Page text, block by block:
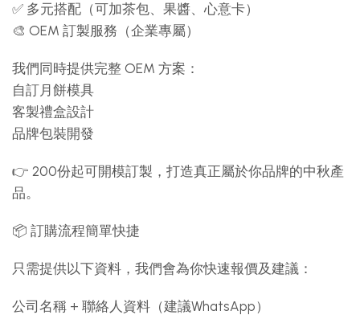
✅ 多元搭配（可加茶包、果醬、心意卡）
🎨 OEM 訂製服務（企業專屬）
我們同時提供完整 OEM 方案：
自訂月餅模具
客製禮盒設計
品牌包裝開發
👉 200份起可開模訂製，打造真正屬於你品牌的中秋產
品。
📦 訂購流程簡單快捷
只需提供以下資料，我們會為你快速報價及建議：
公司名稱 + 聯絡人資料（建議WhatsApp）